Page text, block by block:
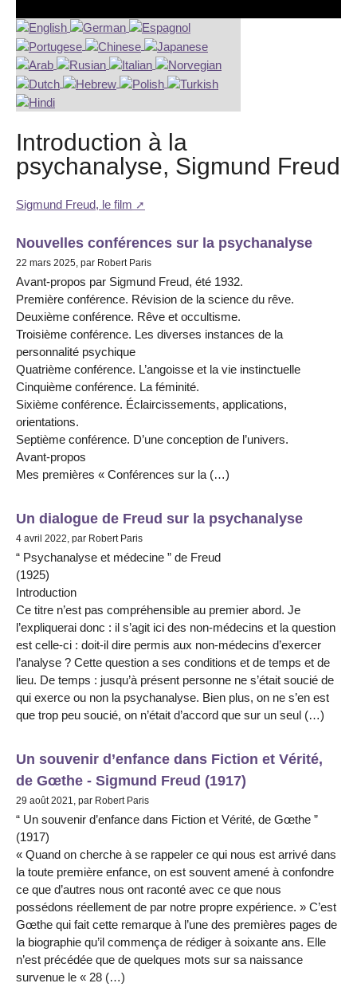
Introduction à la
psychanalyse, Sigmund Freud
Sigmund Freud, le film
Nouvelles conférences sur la psychanalyse
22 mars 2025, par Robert Paris
Avant-propos par Sigmund Freud, été 1932.
Première conférence. Révision de la science du rêve.
Deuxième conférence. Rêve et occultisme.
Troisième conférence. Les diverses instances de la
personnalité psychique
Quatrième conférence. L’angoisse et la vie instinctuelle
Cinquième conférence. La féminité.
Sixième conférence. Éclaircissements, applications,
orientations.
Septième conférence. D’une conception de l’univers.
Avant-propos
Mes premières « Conférences sur la (…)
Un dialogue de Freud sur la psychanalyse
4 avril 2022, par Robert Paris
“ Psychanalyse et médecine ” de Freud
(1925)
Introduction
Ce titre n’est pas compréhensible au premier abord. Je
l’expliquerai donc : il s’agit ici des non-médecins et la question
est celle-ci : doit-il dire permis aux non-médecins d’exercer
l’analyse ? Cette question a ses conditions et de temps et de
lieu. De temps : jusqu’à présent personne ne s’était soucié de
qui exerce ou non la psychanalyse. Bien plus, on ne s’en est
que trop peu soucié, on n’était d’accord que sur un seul (…)
Un souvenir d’enfance dans Fiction et Vérité,
de Gœthe - Sigmund Freud (1917)
29 août 2021, par Robert Paris
“ Un souvenir d’enfance dans Fiction et Vérité, de Gœthe ”
(1917)
« Quand on cherche à se rappeler ce qui nous est arrivé dans
la toute première enfance, on est souvent amené à confondre
ce que d’autres nous ont raconté avec ce que nous
possédons réellement de par notre propre expérience. » C’est
Gœthe qui fait cette remarque à l’une des premières pages de
la biographie qu’il commença de rédiger à soixante ans. Elle
n’est précédée que de quelques mots sur sa naissance
survenue le « 28 (…)